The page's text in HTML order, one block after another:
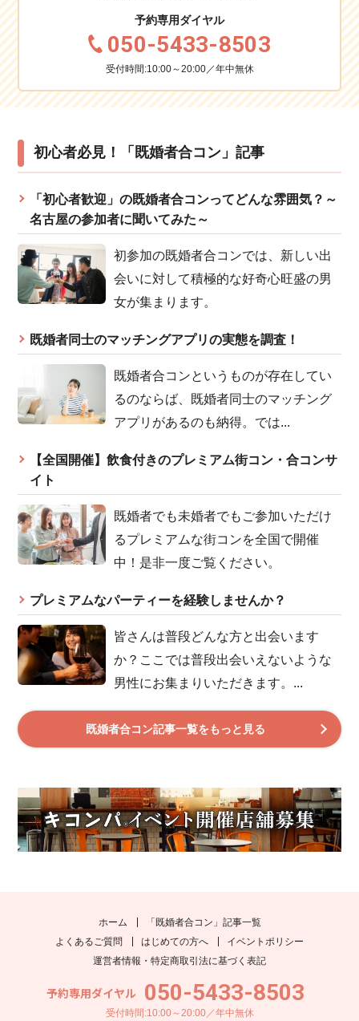
予約専用ダイヤル
050-5433-8503
受付時間:10:00～20:00／年中無休
初心者必見！「既婚者合コン」記事
「初心者歓迎」の既婚者合コンってどんな雰囲気？～
名古屋の参加者に聞いてみた～
初参加の既婚者合コンでは、新しい出
会いに対して積極的な好奇心旺盛の男
女が集まります。
既婚者同士のマッチングアプリの実態を調査！
既婚者合コンというものが存在してい
るのならば、既婚者同士のマッチング
アプリがあるのも納得。では...
【全国開催】飲食付きのプレミアム街コン・合コンサ
イト
既婚者でも未婚者でもご参加いただけ
るプレミアムな街コンを全国で開催
中！是非一度ご覧ください。
プレミアムなパーティーを経験しませんか？
皆さんは普段どんな方と出会います
か？ここでは普段出会いえないような
男性にお集まりいただきます。...
既婚者合コン記事一覧をもっと見る
ホーム
「既婚者合コン」記事一覧
よくあるご質問
はじめての方へ
イベントポリシー
運営者情報・特定商取引法に基づく表記
予約専用ダイヤル 050-5433-8503
受付時間:10:00～20:00／年中無休